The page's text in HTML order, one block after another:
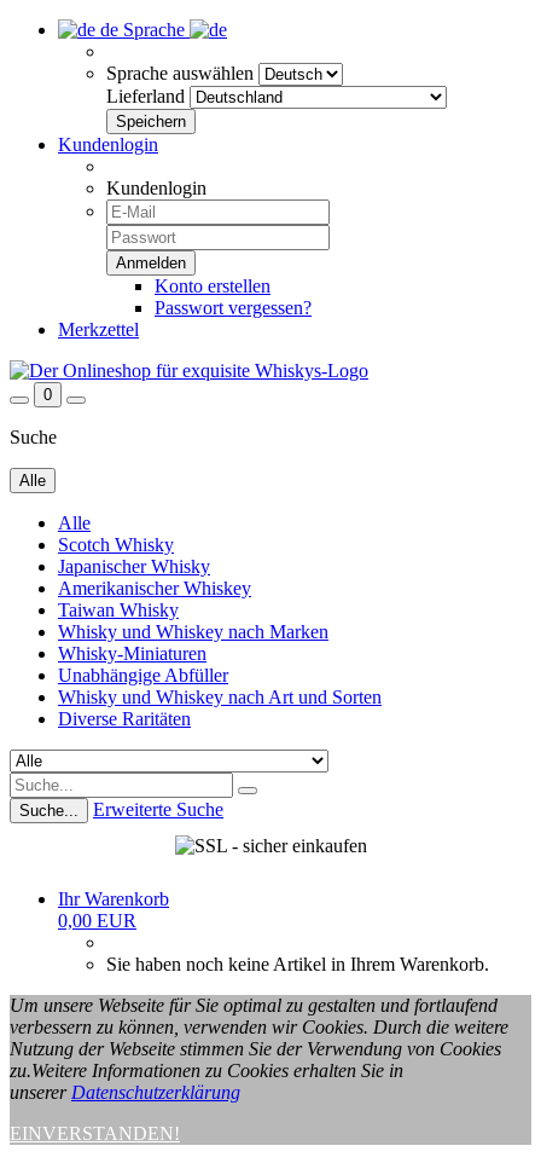
de Sprache
Sprache auswählen
Lieferland
Kundenlogin
Kundenlogin
Konto erstellen
Passwort vergessen?
Merkzettel
0
Suche
Alle
Alle
Scotch Whisky
Japanischer Whisky
Amerikanischer Whiskey
Taiwan Whisky
Whisky und Whiskey nach Marken
Whisky-Miniaturen
Unabhängige Abfüller
Whisky und Whiskey nach Art und Sorten
Diverse Raritäten
Suche... Erweiterte Suche
Ihr Warenkorb
0,00 EUR
Sie haben noch keine Artikel in Ihrem Warenkorb.
Um unsere Webseite für Sie optimal zu gestalten und fortlaufend
verbessern zu können, verwenden wir Cookies. Durch die weitere
Nutzung der Webseite stimmen Sie der Verwendung von Cookies
zu.Weitere Informationen zu Cookies erhalten Sie in
unserer Datenschutzerklärung
EINVERSTANDEN!